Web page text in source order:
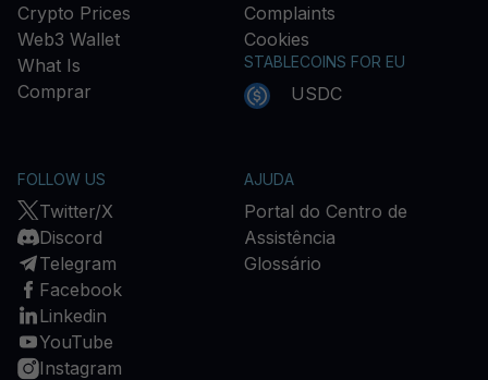
Crypto Prices
Web3 Wallet
What Is
Comprar
Complaints
Cookies
STABLECOINS FOR EU
USDC
FOLLOW US
Twitter/X
Discord
Telegram
Facebook
Linkedin
YouTube
Instagram
AJUDA
Portal do Centro de
Assistência
Glossário